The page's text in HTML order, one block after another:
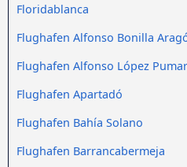
Floridablanca
Flughafen Alfonso Bonilla
Flughafen Alfonso López
Flughafen Apartadó
Flughafen Bahía Solano
Flughafen Barrancabermeja